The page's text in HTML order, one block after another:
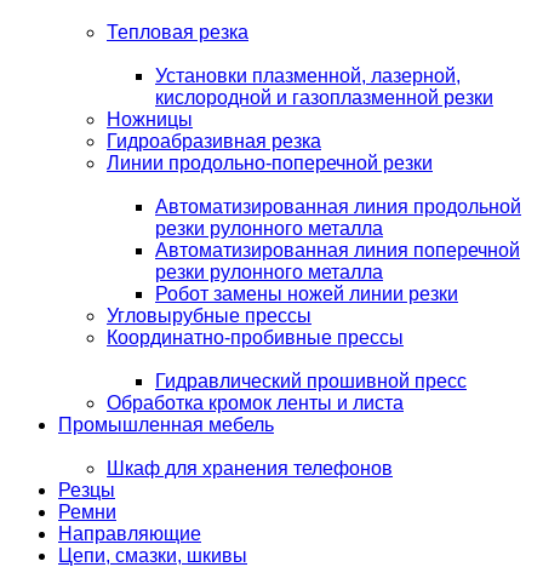
Тепловая резка
Установки плазменной, лазерной,
кислородной и газоплазменной резки
Ножницы
Гидроабразивная резка
Линии продольно-поперечной резки
Автоматизированная линия продольной
резки рулонного металла
Автоматизированная линия поперечной
резки рулонного металла
Робот замены ножей линии резки
Угловырубные прессы
Координатно-пробивные прессы
Гидравлический прошивной пресс
Обработка кромок ленты и листа
Промышленная мебель
Шкаф для хранения телефонов
Резцы
Ремни
Направляющие
Цепи, смазки, шкивы